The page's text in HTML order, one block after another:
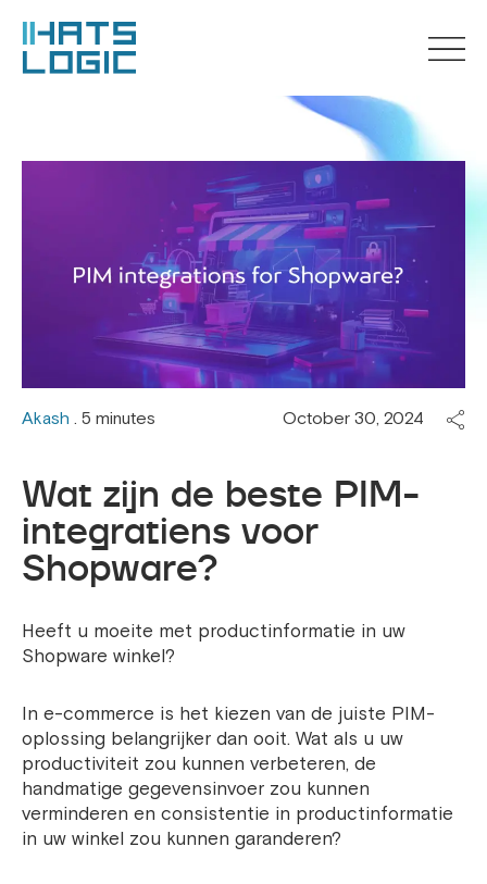
Akash . 5 minutes October 30, 2024
Wat zijn de beste PIM-
integratiens voor
Shopware?
Heeft u moeite met productinformatie in uw
Shopware winkel?
In e-commerce is het kiezen van de juiste PIM-
oplossing belangrijker dan ooit. Wat als u uw
productiviteit zou kunnen verbeteren, de
handmatige gegevensinvoer zou kunnen
verminderen en consistentie in productinformatie
in uw winkel zou kunnen garanderen?